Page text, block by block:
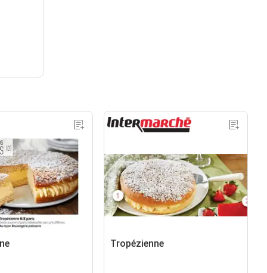
Tropézienne